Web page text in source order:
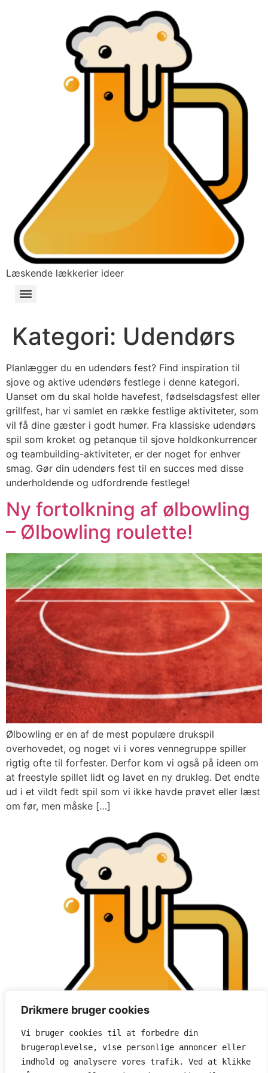
Drikmere bruger cookies
Vi bruger cookies til at forbedre din
brugeroplevelse, vise personlige annoncer eller
indhold og analysere vores trafik. Ved at klikke
Læskende lækkerier ideer
Kategori: Udendørs
Planlægger du en udendørs fest? Find inspiration til
sjove og aktive udendørs festlege i denne kategori.
Uanset om du skal holde havefest, fødselsdagsfest eller
grillfest, har vi samlet en række festlige aktiviteter, som
vil få dine gæster i godt humør. Fra klassiske udendørs
spil som kroket og petanque til sjove holdkonkurrencer
og teambuilding-aktiviteter, er der noget for enhver
smag. Gør din udendørs fest til en succes med disse
underholdende og udfordrende festlege!
Ny fortolkning af ølbowling
– Ølbowling roulette!
Ølbowling er en af de mest populære drukspil
overhovedet, og noget vi i vores vennegruppe spiller
rigtig ofte til forfester. Derfor kom vi også på ideen om
at freestyle spillet lidt og lavet en ny drukleg. Det endte
ud i et vildt fedt spil som vi ikke havde prøvet eller læst
om før, men måske […]